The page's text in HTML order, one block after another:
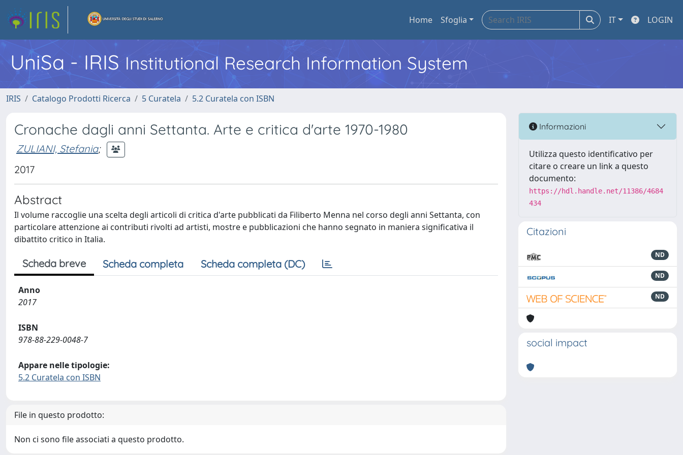
Home Sfoglia IT LOGIN
UniSa - IRIS Institutional Research Information System
IRIS Catalogo Prodotti Ricerca 5 Curatela 5.2 Curatela con ISBN
Cronache dagli anni Settanta. Arte e critica d'arte 1970-1980
ZULIANI, Stefania;
2017
Abstract
Il volume raccoglie una scelta degli articoli di critica d'arte pubblicati da Filiberto Menna nel corso degli anni Settanta, con
particolare attenzione ai contributi rivolti ad artisti, mostre e pubblicazioni che hanno segnato in maniera significativa il
dibattito critico in Italia.
Scheda breve Scheda completa Scheda completa (DC)
Anno
2017
ISBN
978-88-229-0048-7
Appare nelle tipologie:
5.2 Curatela con ISBN
File in questo prodotto:
Non ci sono file associati a questo prodotto.
Informazioni
Utilizza questo identificativo per
citare o creare un link a questo
documento:
https://hdl.handle.net/11386/4684
434
Citazioni
ND
ND
ND
social impact